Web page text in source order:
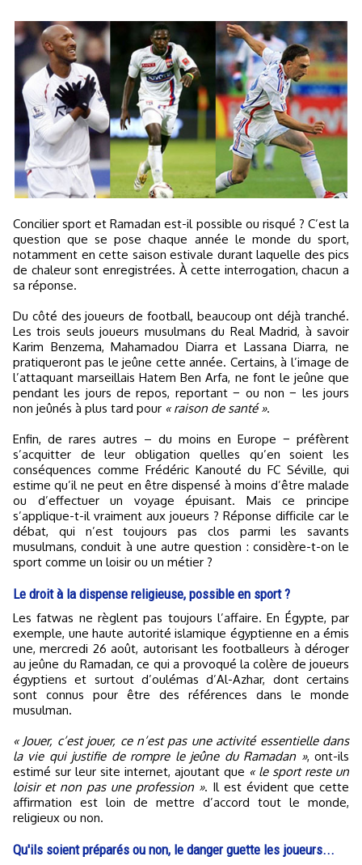
Concilier sport et Ramadan est-il possible ou risqué ? C’est la
question que se pose chaque année le monde du sport,
notamment en cette saison estivale durant laquelle des pics
de chaleur sont enregistrées. À cette interrogation, chacun a
sa réponse.
Du côté des joueurs de football, beaucoup ont déjà tranché.
Les trois seuls joueurs musulmans du Real Madrid, à savoir
Karim Benzema, Mahamadou Diarra et Lassana Diarra, ne
pratiqueront pas le jeûne cette année. Certains, à l’image de
l’attaquant marseillais Hatem Ben Arfa, ne font le jeûne que
pendant les jours de repos, reportant − ou non − les jours
non jeûnés à plus tard pour « raison de santé ».
Enfin, de rares autres – du moins en Europe − préfèrent
s’acquitter de leur obligation quelles qu’en soient les
conséquences comme Frédéric Kanouté du FC Séville, qui
estime qu’il ne peut en être dispensé à moins d’être malade
ou d’effectuer un voyage épuisant. Mais ce principe
s’applique-t-il vraiment aux joueurs ? Réponse difficile car le
débat, qui n’est toujours pas clos parmi les savants
musulmans, conduit à une autre question : considère-t-on le
sport comme un loisir ou un métier ?
Le droit à la dispense religieuse, possible en sport ?
Les fatwas ne règlent pas toujours l’affaire. En Égypte, par
exemple, une haute autorité islamique égyptienne en a émis
une, mercredi 26 août, autorisant les footballeurs à déroger
au jeûne du Ramadan, ce qui a provoqué la colère de joueurs
égyptiens et surtout d’oulémas d’Al-Azhar, dont certains
sont connus pour être des références dans le monde
musulman.
« Jouer, c’est jouer, ce n’est pas une activité essentielle dans
la vie qui justifie de rompre le jeûne du Ramadan », ont-ils
estimé sur leur site internet, ajoutant que « le sport reste un
loisir et non pas une profession ». Il est évident que cette
affirmation est loin de mettre d’accord tout le monde,
religieux ou non.
Qu'ils soient préparés ou non, le danger guette les joueurs...